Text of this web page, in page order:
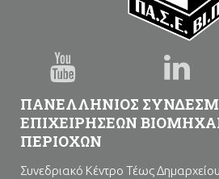
ΠΑΝΕΛΛΗΝΙΟΣ
ΕΠΙΧΕΙΡΗΣΕΩΝ
ΠΕΡΙΟΧΩΝ
Συνεδριακό Κέντρο Τέως